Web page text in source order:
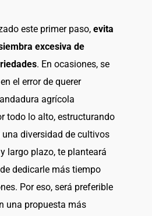
este primer paso, evita
excesiva de
. En ocasiones, se
el error de querer
agrícola
todo lo alto, estructurando
diversidad de cultivos
largo plazo, te planteará
dedicarle más tiempo
Por eso, será preferible
una propuesta más